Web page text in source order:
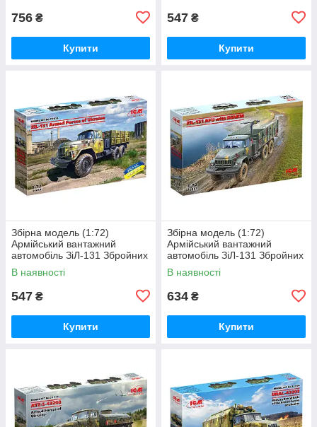
756 ₴
Купити
547 ₴
Купити
Збірна модель (1:72)
Армійський вантажний
автомобіль ЗіЛ-131 Збройних
Сил України
В наявності
547 ₴
Купити
Збірна модель (1:72)
Армійський вантажний
автомобіль ЗіЛ-131 Збройних
Сил України з кулеметом
ДШКМ
В наявності
634 ₴
Купити